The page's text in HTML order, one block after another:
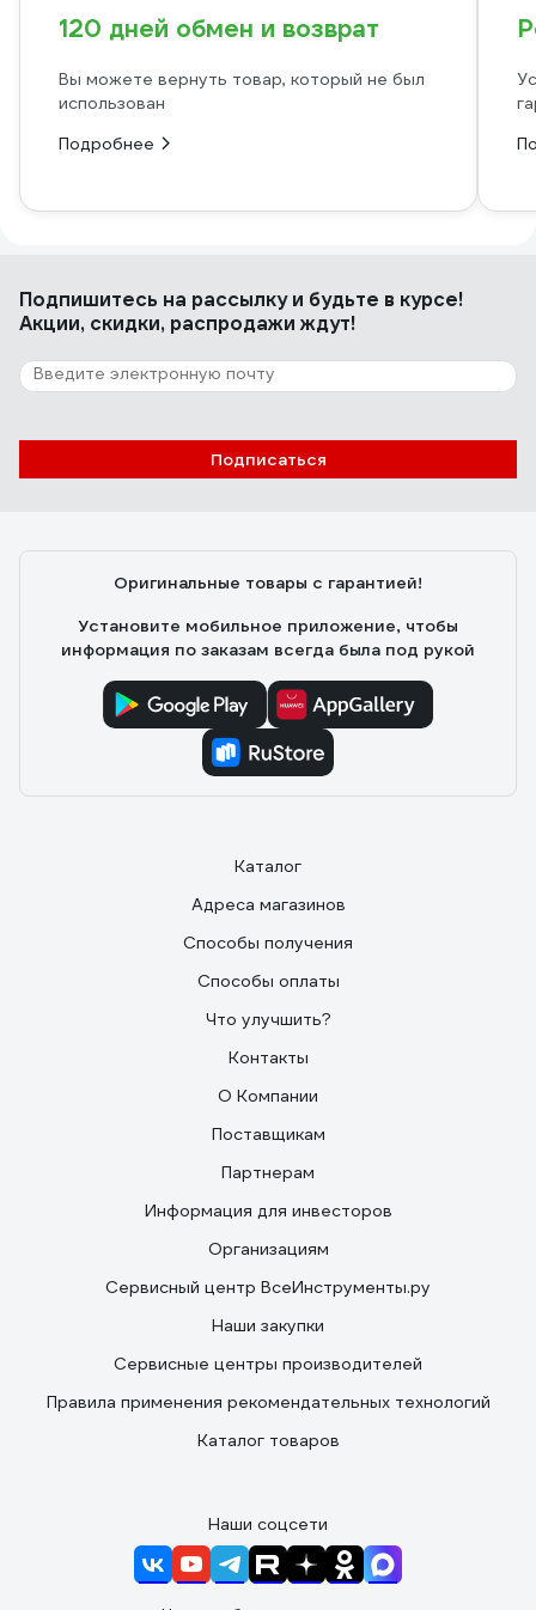
120 дней обмен и возврат
Вы можете вернуть товар, который не был
использован
Подробнее
Подпишитесь на рассылкуи будьте в курсе!
Акции, скидки, распродажи ждут!
Подписаться
Оригинальные товары с гарантией!
Установите мобильное приложение, чтобы
информация по заказам всегда была под рукой
Каталог
Адреса магазинов
Способы получения
Способы оплаты
Что улучшить?
Контакты
О Компании
Поставщикам
Партнерам
Информация для инвесторов
Организациям
Сервисный центр ВсеИнструменты.ру
Наши закупки
Сервисные центры производителей
Правила применения рекомендательных технологий
Каталог товаров
Наши соцсети